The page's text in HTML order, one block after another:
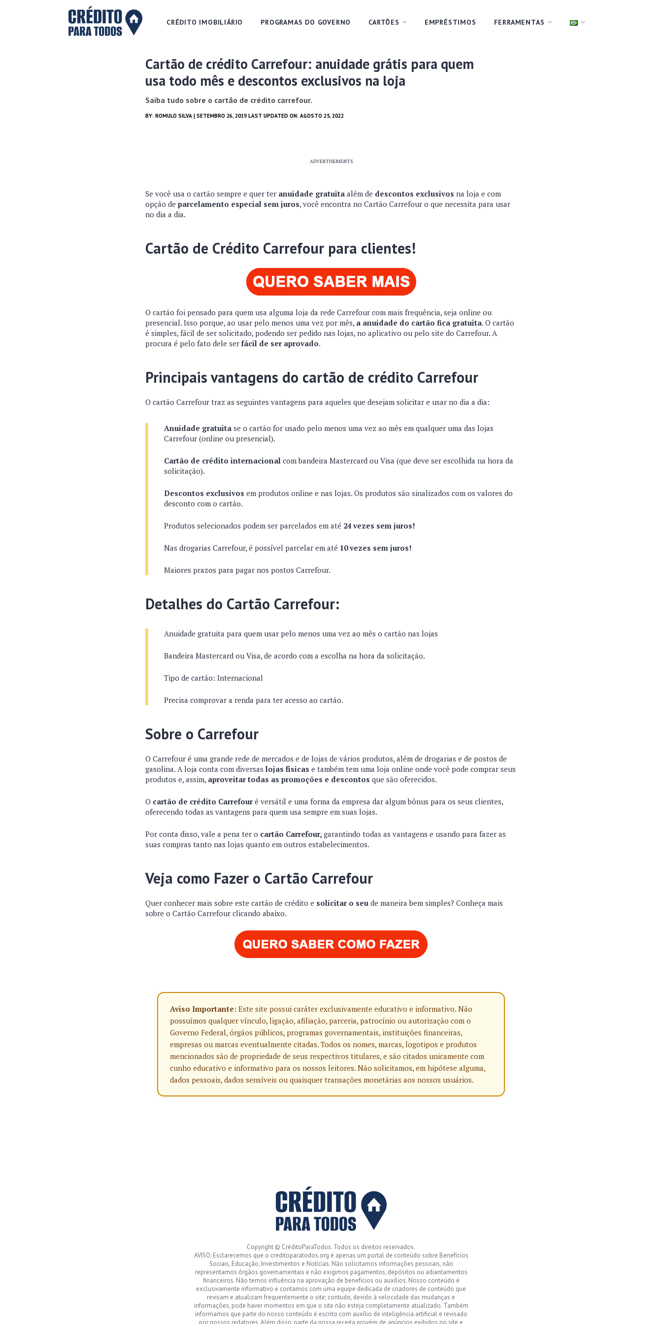
CRÉDITO IMOBILIÁRIO PROGRAMAS DO GOVERNO CARTÕES EMPRÉSTIMOS FERRAMENTAS
Cartão de crédito Carrefour: anuidade grátis para quem
usa todo mês e descontos exclusivos na loja
Saiba tudo sobre o cartão de crédito carrefour.
BY: ROMULO SILVA | SETEMBRO 26, 2019 LAST UPDATED ON: AGOSTO 25, 2022
ADVERTISEMENTS
Se você usa o cartão sempre e quer ter anuidade gratuita além de descontos exclusivos na loja e com
opção de parcelamento especial sem juros, você encontra no Cartão Carrefour o que necessita para usar
no dia a dia.
Cartão de Crédito Carrefour para clientes!
O cartão foi pensado para quem usa alguma loja da rede Carrefour com mais frequência, seja online ou
presencial. Isso porque, ao usar pelo menos uma vez por mês, a anuidade do cartão fica gratuita. O cartão
é simples, fácil de ser solicitado, podendo ser pedido nas lojas, no aplicativo ou pelo site do Carrefour. A
procura é pelo fato dele ser fácil de ser aprovado.
Principais vantagens do cartão de crédito Carrefour
O cartão Carrefour traz as seguintes vantagens para aqueles que desejam solicitar e usar no dia a dia:
Anuidade gratuita se o cartão for usado pelo menos uma vez ao mês em qualquer uma das lojas
Carrefour (online ou presencial).
Cartão de crédito internacional com bandeira Mastercard ou Visa (que deve ser escolhida na hora da
solicitação).
Descontos exclusivos em produtos online e nas lojas. Os produtos são sinalizados com os valores do
desconto com o cartão.
Produtos selecionados podem ser parcelados em até 24 vezes sem juros!
Nas drogarias Carrefour, é possível parcelar em até 10 vezes sem juros!
Maiores prazos para pagar nos postos Carrefour.
Detalhes do Cartão Carrefour:
Anuidade gratuita para quem usar pelo menos uma vez ao mês o cartão nas lojas
Bandeira Mastercard ou Visa, de acordo com a escolha na hora da solicitação.
Tipo de cartão: Internacional
Precisa comprovar a renda para ter acesso ao cartão.
Sobre o Carrefour
O Carrefour é uma grande rede de mercados e de lojas de vários produtos, além de drogarias e de postos de
gasolina. A loja conta com diversas lojas físicas e também tem uma loja online onde você pode comprar seus
produtos e, assim, aproveitar todas as promoções e descontos que são oferecidos.
O cartão de crédito Carrefouré versátil e uma forma da empresa dar algum bônus para os seus clientes,
oferecendo todas as vantagens para quem usa sempre em suas lojas.
Por conta disso, vale a pena ter o cartão Carrefour, garantindo todas as vantagens e usando para fazer as
suas compras tanto nas lojas quanto em outros estabelecimentos.
Veja como Fazer o Cartão Carrefour
Quer conhecer mais sobre este cartão de crédito e solicitar o seu de maneira bem simples? Conheça mais
sobre o Cartão Carrefour clicando abaixo.
Aviso Importante: Este site possui caráter exclusivamente educativo e informativo. Não
possuímos qualquer vínculo, ligação, afiliação, parceria, patrocínio ou autorização com o
Governo Federal, órgãos públicos, programas governamentais, instituições financeiras,
empresas ou marcas eventualmente citadas. Todos os nomes, marcas, logotipos e produtos
mencionados são de propriedade de seus respectivos titulares, e são citados unicamente com
cunho educativo e informativo para os nossos leitores. Não solicitamos, em hipótese alguma,
dados pessoais, dados sensíveis ou quaisquer transações monetárias aos nossos usuários.
Copyright © CréditoParaTodos. Todos os direitos reservados.
AVISO: Esclarecemos que o creditoparatodos.org é apenas um portal de conteúdo sobre Benefícios
Sociais, Educação, Investimentos e Notícias. Não solicitamos informações pessoais, não
representamos órgãos governamentais e não exigimos pagamentos, depósitos ou adiantamentos
financeiros. Não temos influência na aprovação de benefícios ou auxílios. Nosso conteúdo é
exclusivamente informativo e contamos com uma equipe dedicada de criadores de conteúdo que
revisam e atualizam frequentemente o site; contudo, devido à velocidade das mudanças e
informações, pode haver momentos em que o site não esteja completamente atualizado. Também
informamos que parte do nosso conteúdo é escrito com auxílio de inteligência artificial e revisado
por nossos redatores. Além disso, parte da nossa receita provém de anúncios exibidos no site e